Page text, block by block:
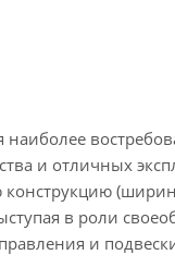
наиболее
и отличных
в роли
и